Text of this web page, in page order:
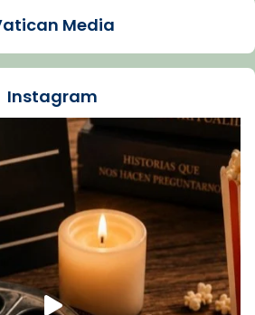
depressió. Fa gairebé
Lluís Companys, la
comp
Vatican
es/iglesia/news/2026-
depresion-papa-viaje-
Media
Instagram